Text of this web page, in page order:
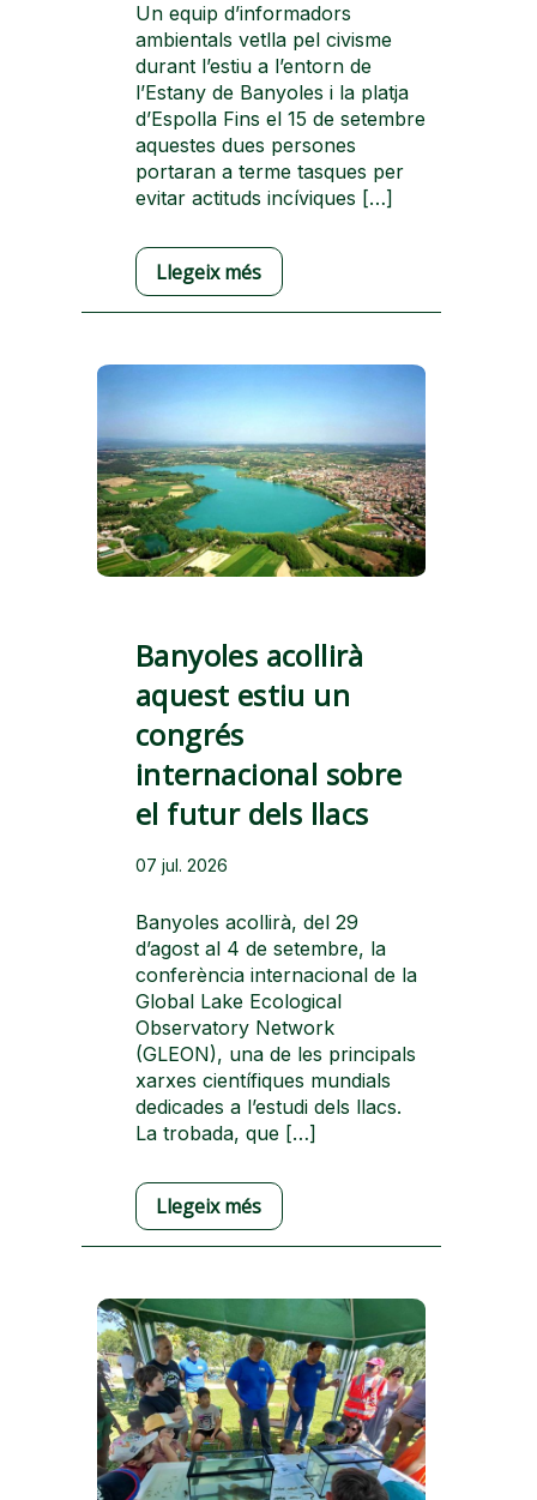
Un equip d’informadors
ambientals vetlla pel civisme
durant l’estiu a l’entorn de
l’Estany de Banyoles i la platja
d’Espolla Fins el 15 de setembre
aquestes dues persones
portaran a terme tasques per
evitar actituds incíviques […]
Llegeix més
Banyoles acollirà
aquest estiu un
congrés
internacional sobre
el futur dels llacs
07 jul. 2026
Banyoles acollirà, del 29
d’agost al 4 de setembre, la
conferència internacional de la
Global Lake Ecological
Observatory Network
(GLEON), una de les principals
xarxes científiques mundials
dedicades a l’estudi dels llacs.
La trobada, que […]
Llegeix més